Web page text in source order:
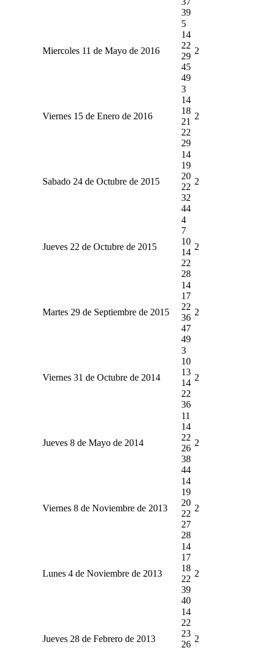
39
Miercoles 11 de Mayo de 2016
5
14
22
29
45
49
2
Viernes 15 de Enero de 2016
3
14
18
21
22
29
2
Sabado 24 de Octubre de 2015
14
19
20
22
32
44
2
Jueves 22 de Octubre de 2015
4
7
10
14
22
28
2
Martes 29 de Septiembre de 2015
14
17
22
36
47
49
2
Viernes 31 de Octubre de 2014
3
10
13
14
22
36
2
Jueves 8 de Mayo de 2014
11
14
22
26
38
44
2
Viernes 8 de Noviembre de 2013
14
19
20
22
27
28
2
Lunes 4 de Noviembre de 2013
14
17
18
22
39
40
2
Jueves 28 de Febrero de 2013
14
22
23
26
2